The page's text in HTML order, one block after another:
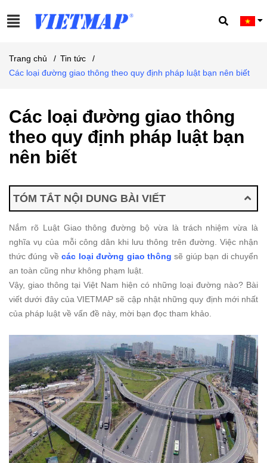
Trang chủ / Tin tức
/
Các loại đường giao thông theo quy định pháp luật bạn nên biết
Các loại đường giao thông
theo quy định pháp luật bạn
nên biết
TÓM TẮT NỘI DUNG BÀI VIẾT
Nắm rõ Luật Giao thông đường bộ vừa là trách nhiệm vừa là
nghĩa vụ của mỗi công dân khi lưu thông trên đường. Việc nhận
thức đúng vềcác loại đường giao thông sẽ giúp bạn di chuyển
an toàn cũng như không phạm luật.
Vậy, giao thông tại Việt Nam hiện có những loại đường nào? Bài
viết dưới đây của VIETMAP sẽ cập nhật những quy định mới nhất
của pháp luật về vấn đề này, mời bạn đọc tham khảo.